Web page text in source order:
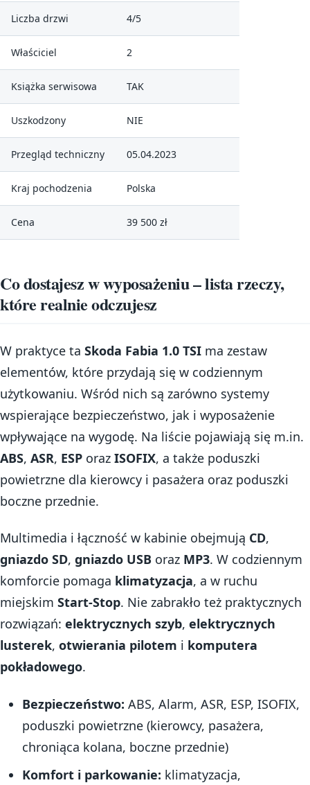
Liczba drzwi 4/5
Właściciel 2
Książka serwisowa TAK
Uszkodzony NIE
Przegląd techniczny 05.04.2023
Kraj pochodzenia Polska
Cena 39 500 zł
Co dostajesz w wyposażeniu – lista rzeczy,
które realnie odczujesz
W praktyce ta Skoda Fabia 1.0 TSI ma zestaw
elementów, które przydają się w codziennym
użytkowaniu. Wśród nich są zarówno systemy
wspierające bezpieczeństwo, jak i wyposażenie
wpływające na wygodę. Na liście pojawiają się m.in.
ABS, ASR, ESP oraz ISOFIX, a także poduszki
powietrzne dla kierowcy i pasażera oraz poduszki
boczne przednie.
Multimedia i łączność w kabinie obejmują CD,
gniazdo SD, gniazdo USB oraz MP3. W codziennym
komforcie pomaga klimatyzacja, a w ruchu
miejskim Start-Stop. Nie zabrakło też praktycznych
rozwiązań: elektrycznych szyb, elektrycznych
lusterek, otwierania pilotem i komputera
pokładowego.
Bezpieczeństwo: ABS, Alarm, ASR, ESP, ISOFIX,
poduszki powietrzne (kierowcy, pasażera,
chroniąca kolana, boczne przednie)
Komfort i parkowanie: klimatyzacja,